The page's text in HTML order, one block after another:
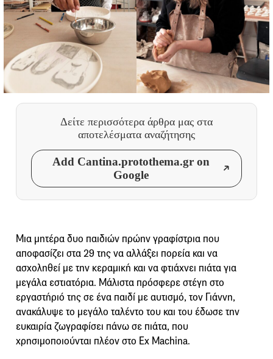
Δείτε περισσότερα άρθρα μας στα
αποτελέσματα αναζήτησης
Add Cantina.protothema.gr on
Google
Μια μητέρα δυο παιδιών πρώην γραφίστρια που
αποφασίζει στα 29 της να αλλάξει πορεία και να
ασχοληθεί με την κεραμική και να φτιάχνει πιάτα για
μεγάλα εστιατόρια. Μάλιστα πρόσφερε στέγη στο
εργαστήριό της σε ένα παιδί με αυτισμό, τον Γιάννη,
ανακάλυψε το μεγάλο ταλέντο του και του έδωσε την
ευκαιρία ζωγραφίσει πάνω σε πιάτα, που
χρησιμοποιούνται πλέον στο Ex Machina.